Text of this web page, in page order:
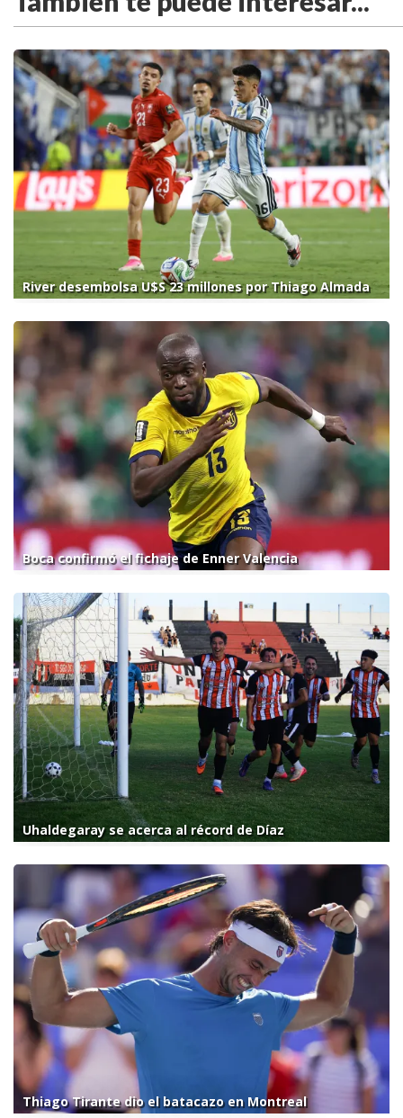
River desembolsa U$S 23 millones por Thiago Almada
Boca confirmó el fichaje de Enner Valencia
Uhaldegaray se acerca al récord de Díaz
Thiago Tirante dio el batacazo en Montreal